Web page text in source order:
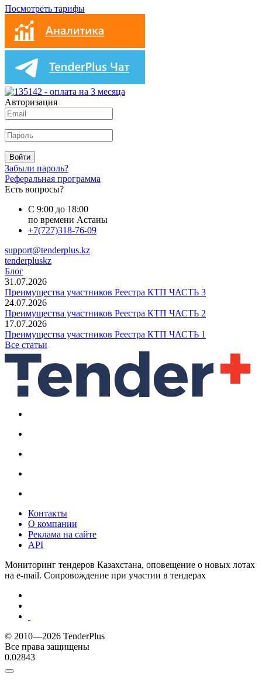
Посмотреть тарифы
Авторизация
Войти
Забыли пароль?
Реферальная программа
Есть вопросы?
С 9:00 до 18:00
по времени Астаны
+7(727)318-76-09
support@tenderplus.kz
tenderpluskz
Блог
31.07.2026
Преимущества участников Реестра КТП ЧАСТЬ 3
24.07.2026
Преимущества участников Реестра КТП ЧАСТЬ 2
17.07.2026
Преимущества участников Реестра КТП ЧАСТЬ 1
Все статьи
Контакты
О компании
Реклама на сайте
API
Мониторинг тендеров Казахстана, оповещение о новых лотах
на e-mail. Сопровождение при участии в тендерах
© 2010—2026 TenderPlus
Все права защищены
0.02843